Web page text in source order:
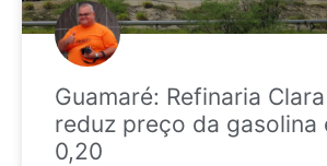
Guamaré: Refinaria
reduz preço da gasolina
0,20